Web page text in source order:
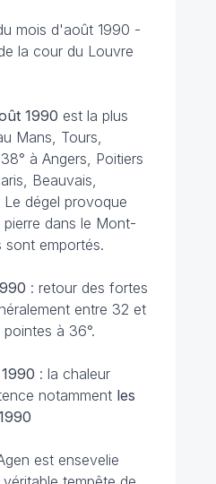
mois d'août 1990 -
la cour du Louvre
1990 est la plus
Mans, Tours,
à Angers, Poitiers
Beauvais,
dégel provoque
dans le Mont-
sont emportés.
: retour des fortes
entre 32 et
à 36°.
1990 : la chaleur
notamment les
est ensevelie